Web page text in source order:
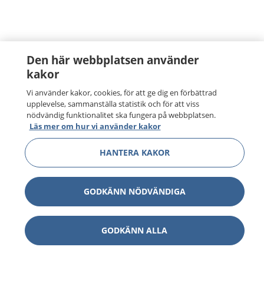
Den här webbplatsen använder
kakor
Vi använder kakor, cookies, för att ge dig en förbättrad
upplevelse, sammanställa statistik och för att viss
nödvändig funktionalitet ska fungera på webbplatsen.
Läs mer om hur vi använder kakor
HANTERA KAKOR
GODKÄNN NÖDVÄNDIGA
GODKÄNN ALLA